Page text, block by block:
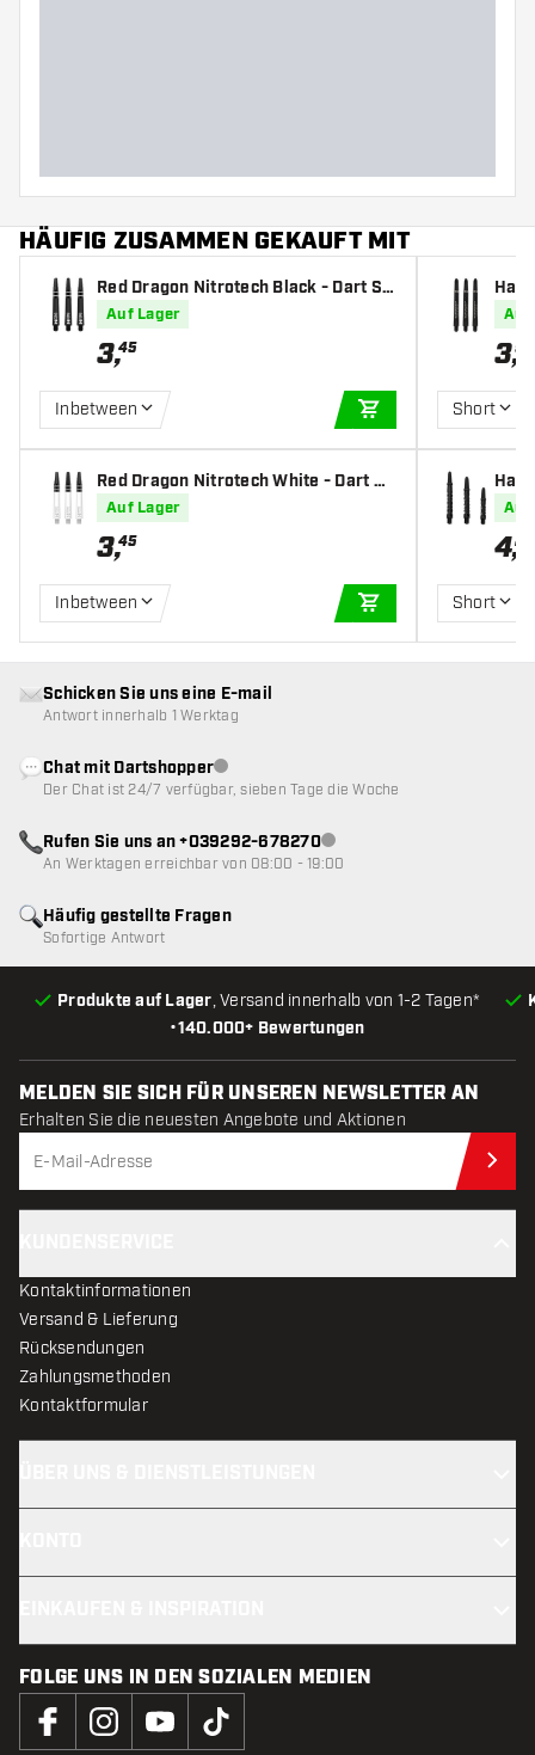
HÄUFIG ZUSAMMEN GEKAUFT MIT
Red Dragon Nitrotech Black - Dart Sh
afts
Auf Lager
3,45
Inbetween
IN DEN
Red Dragon Nitrotech White - Dart Sh
afts
Auf Lager
3,45
Inbetween
IN DEN
art
Auf
3,95
Short
ts
Auf
4,20
Short
•140.000+ Bewertungen
Produkte auf Lager, Versand innerhalb von 1-2 Tagen*
Häufig gestellte Fragen
Sofortige Antwort
Schicken Sie uns eine E-mail
Antwort innerhalb 1 Werktag
Chat mit DartshopperKundenservice nicht verfügbar
Der Chat ist 24/7 verfügbar, sieben Tage die Woche
Rufen Sie uns an +039292-678270Kundenservice nicht
An Werktagen erreichbar von 08:00 - 19:00
MELDEN SIE SICH FÜR UNSEREN NEWSLETTER AN
Erhalten Sie die neuesten Angebote und Aktionen
Kontaktinformationen
Versand & Lieferung
Rücksendungen
Zahlungsmethoden
Kontaktformular
FOLGE UNS IN DEN SOZIALEN MEDIEN